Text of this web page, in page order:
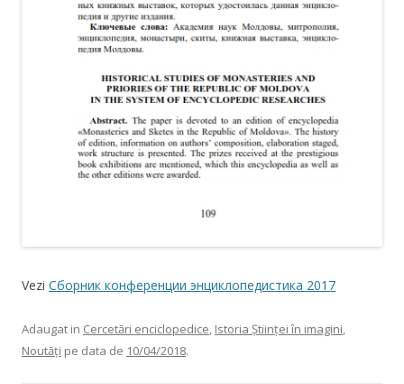
Vezi Сборник конференции энциклопедистика 2017
Adaugat in Cercetări enciclopedice, Istoria Științei în imagini,
Noutăți pe data de 10/04/2018.